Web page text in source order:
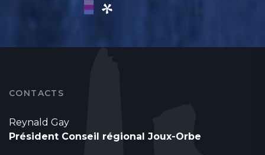
CONTACTS
Reynald Gay
Président Conseil régional Joux-Orbe